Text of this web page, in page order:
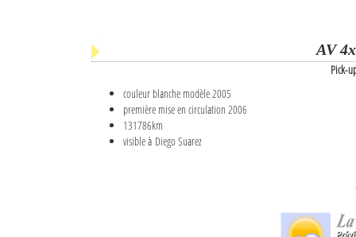
AV
Pick-
couleur blanche modèle 2005
première mise en circulation 2006
131786km
visible à Diego Suarez